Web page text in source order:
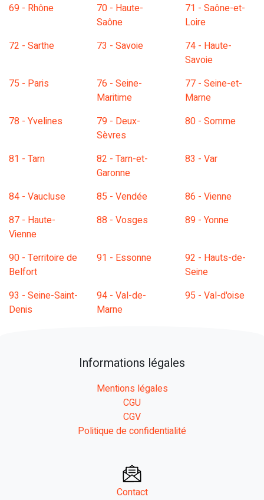
69 - Rhône
70 - Haute-
Saône
71 - Saône-et-
Loire
72 - Sarthe
73 - Savoie
74 - Haute-
Savoie
75 - Paris
76 - Seine-
Maritime
77 - Seine-et-
Marne
78 - Yvelines
79 - Deux-
Sèvres
80 - Somme
81 - Tarn
82 - Tarn-et-
Garonne
83 - Var
84 - Vaucluse 85 - Vendée
86 - Vienne
87 - Haute-
Vienne
88 - Vosges 89 - Yonne
90 - Territoire de
Belfort
91 - Essonne
92 - Hauts-de-
Seine
93 - Seine-Saint-
Denis
94 - Val-de-
Marne
95 - Val-d'oise
Informations légales
Mentions légales
CGU
CGV
Politique de confidentialité
Contact